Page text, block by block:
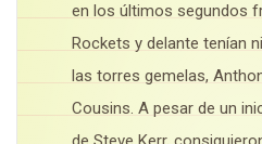
en los últimos segundos
Rockets y delante tenían
las torres gemelas,
Cousins. A pesar de un